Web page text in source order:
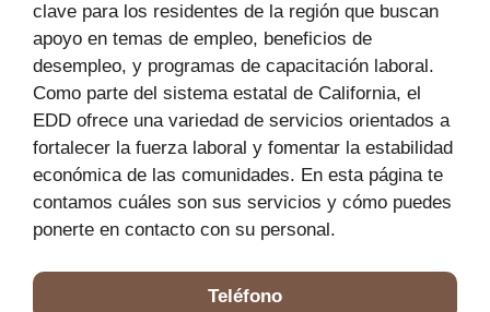
clave para los residentes de la región que buscan
apoyo en temas de empleo, beneficios de
desempleo, y programas de capacitación laboral.
Como parte del sistema estatal de California, el
EDD ofrece una variedad de servicios orientados a
fortalecer la fuerza laboral y fomentar la estabilidad
económica de las comunidades. En esta página te
contamos cuáles son sus servicios y cómo puedes
ponerte en contacto con su personal.
Teléfono